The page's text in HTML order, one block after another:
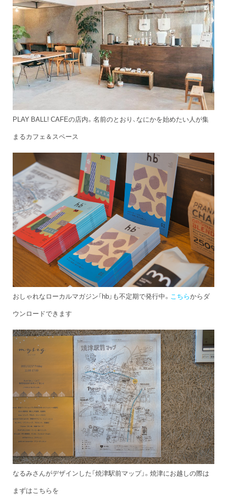
PLAY BALL! CAFEの店内。名前のとおり、なにかを始めたい人が集
まるカフェ＆スペース
おしゃれなローカルマガジン「hb」も不定期で発行中。 こちらからダ
ウンロードできます
なるみさんがデザインした「焼津駅前マップ」。焼津にお越しの際は
まずはこちらを